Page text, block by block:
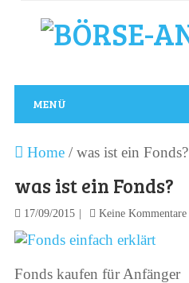
MENÜ
Home/ was ist ein Fonds?
was ist ein Fonds?
17/09/2015 Keine Kommentare
Fonds kaufen für Anfänger